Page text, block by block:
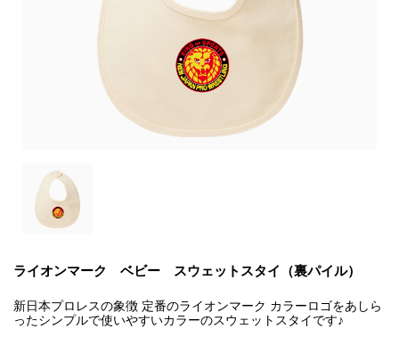
ライオンマーク ベビー スウェットスタイ（裏パイル）
新日本プロレスの象徴 定番のライオンマーク カラーロゴをあしら
ったシンプルで使いやすいカラーのスウェットスタイです♪